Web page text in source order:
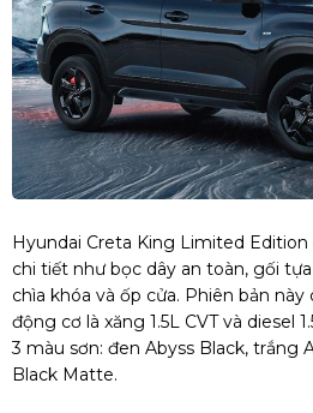
Hyundai Creta King Limited
chi tiết như bọc dây an toàn, gối
chìa khóa và ốp cửa. Phiên bản
động cơ là xăng 1.5L CVT và diesel
3 màu sơn: đen Abyss Black, trắng
Black Matte.